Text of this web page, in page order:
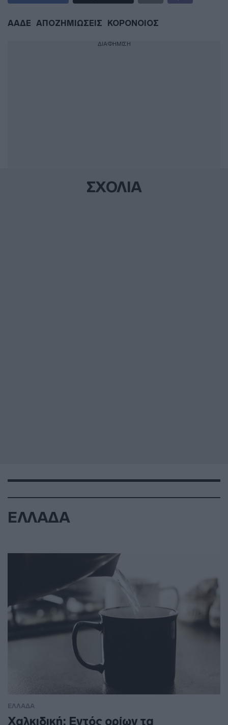
ΑΑΔΕ ΑΠΟΖΗΜΙΩΣΕΙΣ ΚΟΡΟΝΟΙΟΣ
ΔΙΑΦΗΜΙΣΗ
ΣΧΟΛΙΑ
ΕΛΛΑΔΑ
ΕΛΛΑΔΑ
Χαλκιδική: Εντός ορίων τα